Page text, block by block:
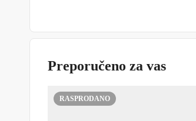
Preporučeno za vas
RASPRODANO